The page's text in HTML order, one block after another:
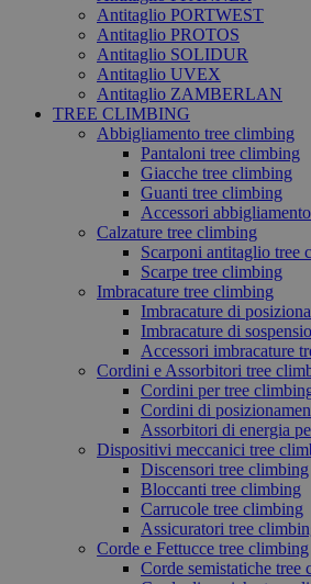
Antitaglio PORTWEST
Antitaglio PROTOS
Antitaglio SOLIDUR
Antitaglio UVEX
Antitaglio ZAMBERLAN
TREE CLIMBING
Abbigliamento tree climbing
Pantaloni tree climbing
Giacche tree climbing
Guanti tree climbing
Accessori
Calzature tree climbing
Scarponi antitaglio tree
Scarpe tree climbing
Imbracature tree climbing
Imbracature di
Imbracature di
Accessori imbracature
Cordini e Assorbitori tree
Cordini per tree
Cordini di
Assorbitori di energia
Dispositivi meccanici tree
Discensori tree climbing
Bloccanti tree climbing
Carrucole tree climbing
Assicuratori tree
Corde e Fettucce tree climbing
Corde semistatiche tree